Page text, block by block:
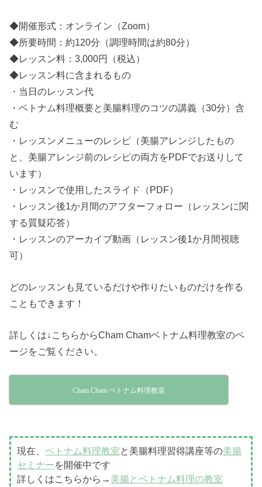
◆開催形式：オンライン（Zoom）
◆所要時間：約120分（調理時間は約80分）
◆レッスン料：3,000円（税込）
◆レッスン料に含まれるもの
・当日のレッスン代
・ベトナム料理概要と美腸料理のコツの講義（30分）含
む
・レッスンメニューのレシピ（美腸アレンジしたもの
と、美腸アレンジ前のレシピの両方をPDFでお送りして
います）
・レッスンで使用したスライド（PDF）
・レッスン後1か月間のアフターフォロー（レッスンに関
する質疑応答）
・レッスンのアーカイブ動画（レッスン後1か月間視聴
可）
どのレッスンも見ているだけや作りたいものだけを作る
こともできます！
詳しくは↓こちらからCham Chamベトナム料理教室のペ
ージをご覧ください。
Cham Cham ベトナム料理教室
現在、ベトナム料理教室と美腸料理習得講座等の美腸
セミナーを開催中です
詳しくはこちらから→ 美腸とベトナム料理の教室